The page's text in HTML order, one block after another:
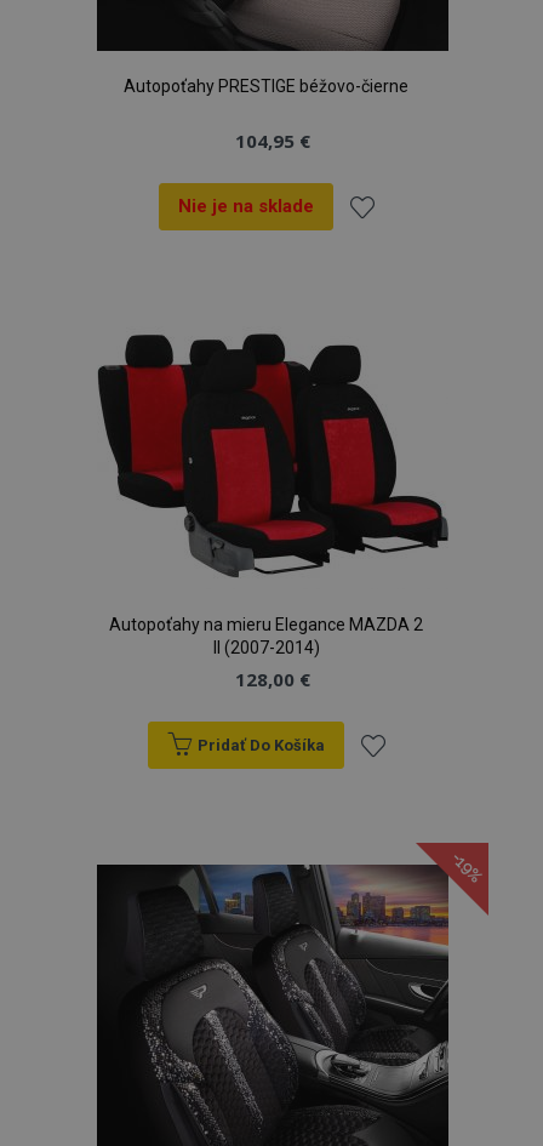
Autopoťahy PRESTIGE béžovo-čierne
104,95 €
Nie je na sklade
zoznamu
prianí
Autopoťahy na mieru Elegance MAZDA 2
II (2007-2014)
128,00 €
Pridať Do Košíka
zoznamu
prianí
-19%